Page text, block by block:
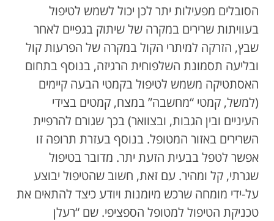
הסובלים מפעילות יתר לכן יכול לשמש לטיפול
בעוויתות שרירים במקרה של שיתוק בגפיים לאחר
שבץ, הזרקה למיתרי הקול במקרה של הפרעות קול
ובליעה תסמונת השלפוחית הרגיזה, בנוסף בתחום
האסתטיקה משמש לטיפול בקמטי הבעה קיימים
(למשל, קמטי “מחשבה” במצח, קמטים בצידי
העיניים ובין הגבות, ובצוואר) בכך שגורם להרפיית
השרירים באזור המטופל. בנוסף בעזרת תרופה זו
אפשר לטפל בבעית הזעת יתר. מדובר בטיפול
שגרתי, קל ומהיר. עם זאת, חשוב שהטיפול יבוצע
על-ידי מומחה שרכש מיומנות ויודע כיצד להתאים את
טכניקת הטיפול למטופל הספציפי. שם “רעלן